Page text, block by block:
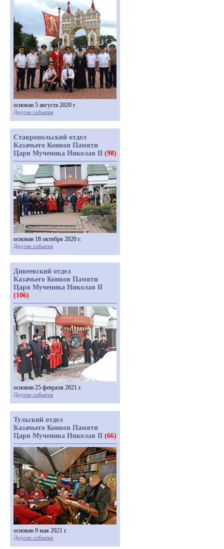
основан 5 августа 2020 г.
Другие события
Ставропольский отдел
Казачьего Конвоя Памяти
Царя Мученика Николая II (98)
основан 18 октября 2020 г.
Другие события
Дивеевский отдел
Казачьего Конвоя Памяти
Царя Мученика Николая II
(106)
основан 25 февраля 2021 г.
Другие события
Тульский отдел
Казачьего Конвоя Памяти
Царя Мученика Николая II (66)
основан 9 мая 2021 г.
Другие события